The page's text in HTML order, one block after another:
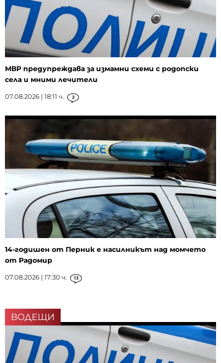
МВР предупреждава за измамни схеми с родопски
села и мними лечители
07.08.2026 | 18:11 ч. 2
14-годишен от Перник е насилникът над момчето
от Радомир
07.08.2026 | 17:30 ч. 13
ВОДЕЩИ